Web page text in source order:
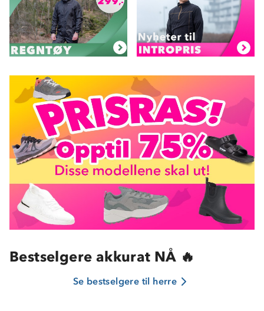
Bestselgere akkurat NÅ 🔥
Se bestselgere til herre